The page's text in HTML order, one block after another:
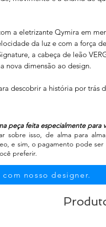
a eletrizante Qymira em
da luz e com a força
a cabeça de leão
nova dimensão ao design.
descobrir a história por trás
peça feita especialmente para
sobre isso, de alma para
e sim, o pagamento pode
preferir.
com nosso designer.